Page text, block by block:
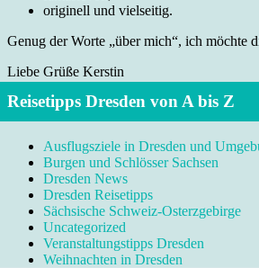
originell und vielseitig.
Genug der Worte „über mich“, ich möchte
Liebe Grüße Kerstin
Reisetipps Dresden von A bis Z
Ausflugsziele in Dresden und
Burgen und Schlösser Sachsen
Dresden News
Dresden Reisetipps
Sächsische Schweiz-Osterzgebirge
Uncategorized
Veranstaltungstipps Dresden
Weihnachten in Dresden